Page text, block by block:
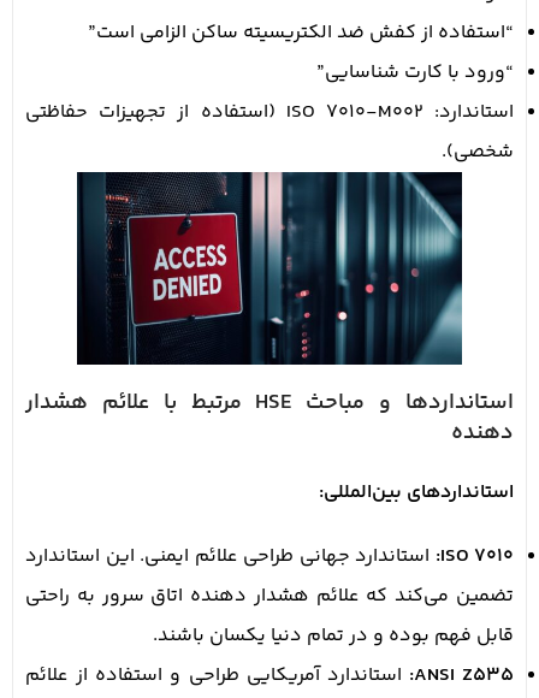
“استفاده از کفش ضد الکتریسیته ساکن الزامی است”
“ورود با کارت شناسایی”
استاندارد: ISO 7010-M002 (استفاده از تجهیزات حفاظتی
شخصی).
استانداردها و مباحث HSE مرتبط با علائم هشدار
دهنده
استانداردهای بین‌المللی:
ISO 7010: استاندارد جهانی طراحی علائم ایمنی. این استاندارد
تضمین می‌کند که علائم هشدار دهنده اتاق سرور به راحتی
قابل فهم بوده و در تمام دنیا یکسان باشند.
ANSI Z535: استاندارد آمریکایی طراحی و استفاده از علائم